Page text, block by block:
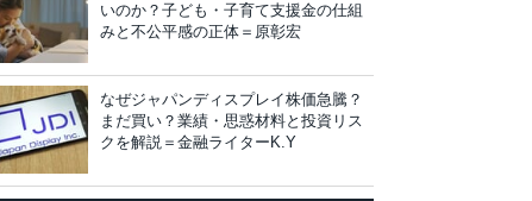
いのか？子ども・子育て支援金の仕組
みと不公平感の正体＝原彰宏
なぜジャパンディスプレイ株価急騰？
まだ買い？業績・思惑材料と投資リス
クを解説＝金融ライターK.Y